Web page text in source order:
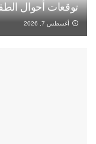
توقعات أحوال
أغسطس 7, 2026